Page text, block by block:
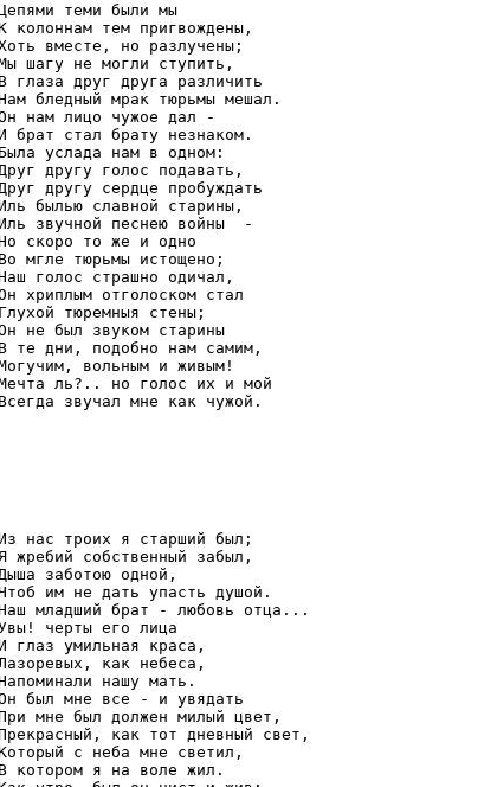
теми были мы
колоннам тем пригвождены,
вместе, но разлучены;
шагу не могли ступить,
глаза друг друга различить
бледный мрак тюрьмы мешал.
нам лицо чужое дал -
брат стал брату незнаком.
услада нам в одном:
другу голос подавать,
другу сердце пробуждать
былью славной старины,
звучной песнею войны  -
скоро то же и одно
мгле тюрьмы истощено;
голос страшно одичал,
хриплым отголоском стал
тюремныя стены;
не был звуком старины
те дни, подобно нам самим,
вольным и живым!
ль?.. но голос их и мой
звучал мне как чужой.
нас троих я старший был;
жребий собственный забыл,
заботою одной,
им не дать упасть душой.
младший брат - любовь отца...
черты его лица
глаз умильная краса,
как небеса,
нашу мать.
был мне все - и увядать
мне был должен милый цвет,
как тот дневный свет,
с неба мне светил,
котором я на воле жил.